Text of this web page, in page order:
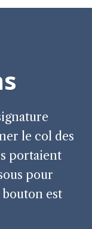
le col des
portaient
pour
est